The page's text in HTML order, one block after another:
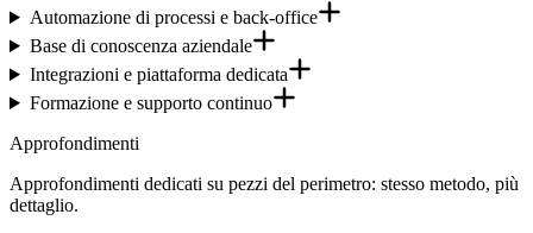
Automazione di processi e back-office
Base di conoscenza aziendale
Integrazioni e piattaforma dedicata
Formazione e supporto continuo
Approfondimenti
Approfondimenti dedicati su pezzi del perimetro: stesso metodo, più
dettaglio.